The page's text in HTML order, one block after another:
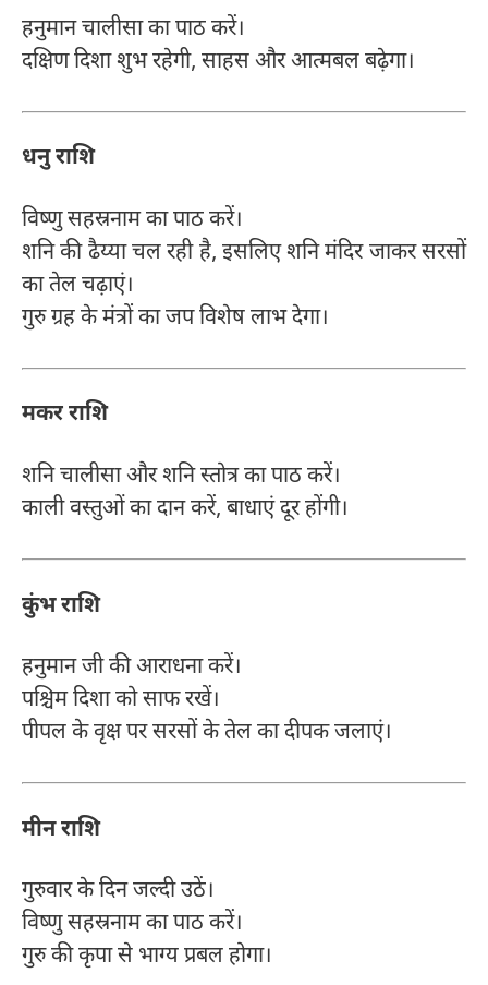
हनुमान चालीसा का पाठ करें।
दक्षिण दिशा शुभ रहेगी, साहस और आत्मबल बढ़ेगा।
धनु राशि
विष्णु सहस्रनाम का पाठ करें।
शनि की ढैय्या चल रही है, इसलिए शनि मंदिर जाकर सरसों
का तेल चढ़ाएं।
गुरु ग्रह के मंत्रों का जप विशेष लाभ देगा।
मकर राशि
शनि चालीसा और शनि स्तोत्र का पाठ करें।
काली वस्तुओं का दान करें, बाधाएं दूर होंगी।
कुंभ राशि
हनुमान जी की आराधना करें।
पश्चिम दिशा को साफ रखें।
पीपल के वृक्ष पर सरसों के तेल का दीपक जलाएं।
मीन राशि
गुरुवार के दिन जल्दी उठें।
विष्णु सहस्रनाम का पाठ करें।
गुरु की कृपा से भाग्य प्रबल होगा।